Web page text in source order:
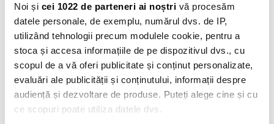
Noi și cei 1022 de parteneri ai noștri vă procesăm
datele personale, de exemplu, numărul dvs. de IP,
utilizând tehnologii precum modulele cookie, pentru a
stoca și accesa informațiile de pe dispozitivul dvs., cu
scopul de a vă oferi publicitate și conținut personalizate,
evaluări ale publicității și conținutului, informații despre
audiență și dezvoltare de produse. Puteți alege cine și cu
ce scopuri poate utiliza datele dvs.
Da, plățile contactless (NFC) nu necesită trecerea benzii magnetice
prin cititor, ceea ce elimină riscul de copiere a datelor prin
skimmere fizice montate pe fanta ATM-ului sau POS-ului.
3. Cum mă ajută aplicația AXI RO dacă suspectez o activitate
neautorizată?
Prin aplicația mobilă AXI RO poți verifica instantaneu ultimele